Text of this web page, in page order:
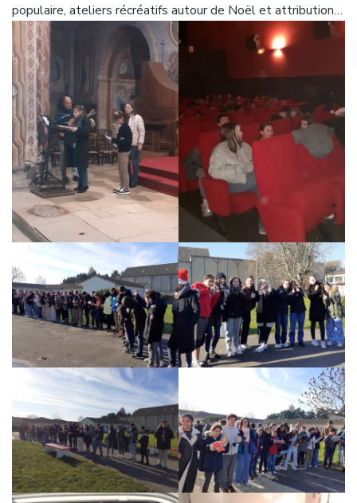
populaire, ateliers récréatifs autour de Noël et attribution…